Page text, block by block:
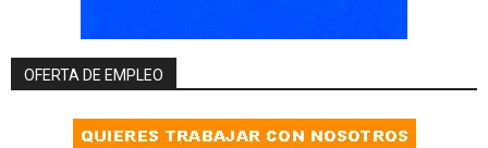
OFERTA DE EMPLEO